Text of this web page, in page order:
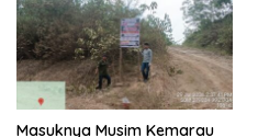
Masuknya Musim Kemarau